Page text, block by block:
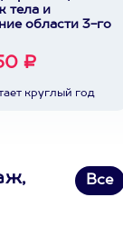
тела и
области 3-го
₽
круглый год
Все